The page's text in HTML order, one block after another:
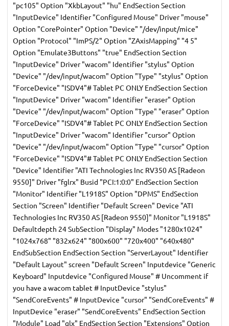
"pc105" Option "XkbLayout" "hu" EndSection Section
"InputDevice" Identifier "Configured Mouse" Driver "mouse"
Option "CorePointer" Option "Device" "/dev/input/mice"
Option "Protocol" "ImPS/2" Option "ZAxisMapping" "4 5"
Option "Emulate3Buttons" "true" EndSection Section
"InputDevice" Driver "wacom" Identifier "stylus" Option
"Device" "/dev/input/wacom" Option "Type" "stylus" Option
"ForceDevice" "ISDV4"# Tablet PC ONLY EndSection Section
"InputDevice" Driver "wacom" Identifier "eraser" Option
"Device" "/dev/input/wacom" Option "Type" "eraser" Option
"ForceDevice" "ISDV4"# Tablet PC ONLY EndSection Section
"InputDevice" Driver "wacom" Identifier "cursor" Option
"Device" "/dev/input/wacom" Option "Type" "cursor" Option
"ForceDevice" "ISDV4"# Tablet PC ONLY EndSection Section
"Device" Identifier "ATI Technologies Inc RV350 AS [Radeon
9550]" Driver "fglrx" Busid "PCI:1:0:0" EndSection Section
"Monitor" Identifier "L1918S" Option "DPMS" EndSection
Section "Screen" Identifier "Default Screen" Device "ATI
Technologies Inc RV350 AS [Radeon 9550]" Monitor "L1918S"
Defaultdepth 24 SubSection "Display" Modes "1280x1024"
"1024x768" "832x624" "800x600" "720x400" "640x480"
EndSubSection EndSection Section "ServerLayout" Identifier
"Default Layout" screen "Default Screen" Inputdevice "Generic
Keyboard" Inputdevice "Configured Mouse" # Uncomment if
you have a wacom tablet # InputDevice "stylus"
"SendCoreEvents" # InputDevice "cursor" "SendCoreEvents" #
InputDevice "eraser" "SendCoreEvents" EndSection Section
"Module" Load "glx" EndSection Section "Extensions" Option